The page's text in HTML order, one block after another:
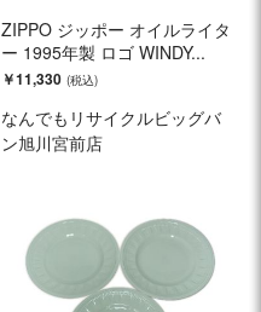
ZIPPO ジッポー オイルライタ
ー 1995年製 ロゴ WINDY...
￥11,330
なんでもリサイクルビッグバ
ン旭川宮前店